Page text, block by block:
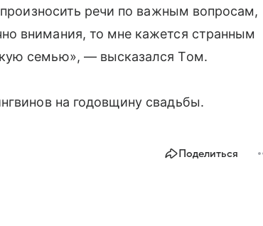
речи по важным вопросам,
внимания, то мне кажется странным
семью», — высказался Том.
на годовщину свадьбы.
Поделиться